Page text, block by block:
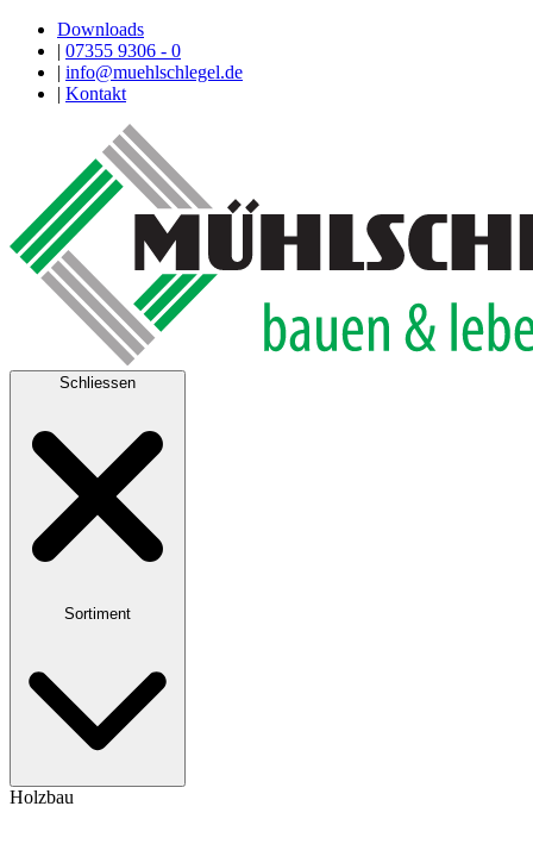
Downloads
| 07355 9306 - 0
| info@muehlschlegel.de
| Kontakt
Schliessen
Sortiment
Holzbau